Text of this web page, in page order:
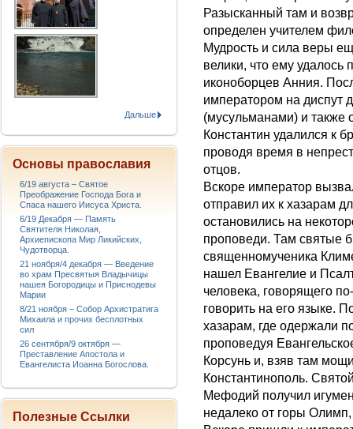
Разысканный там и
определен учителем
Мудрость и сила веры
велики, что ему удалось
иконоборцев Анния.
императором на диспут
(мусульманами) и также
Константин удалился к
проводя время в
отцов.
Вскоре император
отправил их к хазарам
остановились на
проповеди. Там святые
священномученика
нашел Евангелие и
человека, говорящего
говорить на его языке.
хазарам, где одержали
проповедуя
Корсунь и, взяв там
Константинополь.
Мефодий получил
недалеко от горы
Дальше
Основы православия
6/19 августа – Святое
Преображение Господа Бога и
Спаса нашего Иисуса Христа.
6/19 Декабря — Память
Святителя Николая,
Архиепископа Мир Ликийских,
Чудотворца.
21 ноября/4 декабря — Введение
во храм Пресвятыя Владычицы
нашея Богородицы и Приснодевы
Марии
8/21 ноября – Собор Архистратига
Михаила и прочих бесплотных
сил
26 сентября/9 октября —
Преставление Апостола и
Евангелиста Иоанна Богослова.
Полезные Ссылки